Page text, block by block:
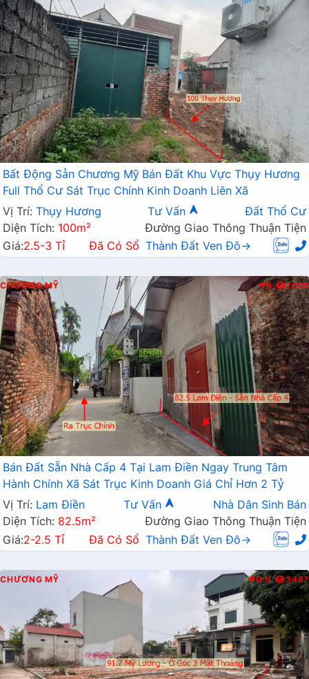
Bất Động Sản Chương Mỹ Bán Đất Khu Vực Thụy Hương
Full Thổ Cư Sát Trục Chính Kinh Doanh Liên Xã
Vị Trí: Thụy Hương Tư Vấn
Đất Thổ Cư
Diện Tích: 100m²
Đường Giao Thông Thuận Tiện
Giá:2.5-3 Tỉ Đã Có Sổ Thành Đất Ven Đô→
CHƯƠNG MỸ B 7028
Bán Đất Sẵn Nhà Cấp 4 Tại Lam Điền Ngay Trung Tâm
Hành Chính Xã Sát Trục Kinh Doanh Giá Chỉ Hơn 2 Tỷ
Vị Trí: Lam Điền Tư Vấn
Nhà Dân Sinh Bán
Diện Tích: 82.5m²
Đường Giao Thông Thuận Tiện
Giá:2-2.5 Tỉ Đã Có Sổ Thành Đất Ven Đô→
CHƯƠNG MỸ Đ.N 3487